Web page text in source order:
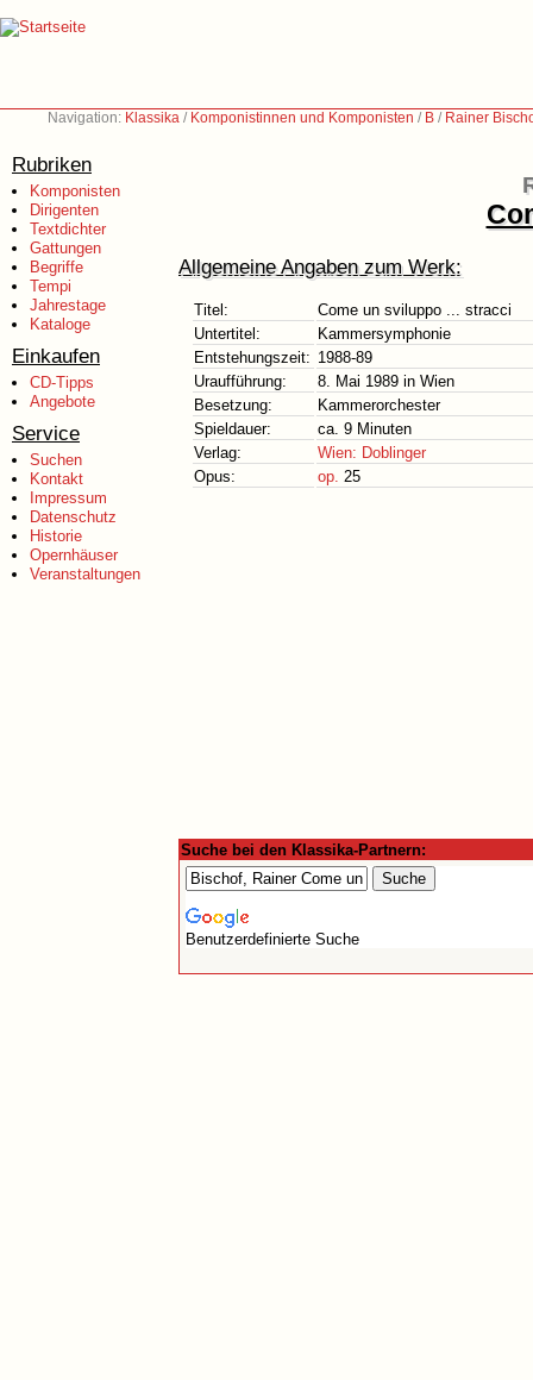
Navigation: Klassika / Komponistinnen und Komponisten / B / Rainer
Rubriken
Komponisten
Dirigenten
Textdichter
Gattungen
Begriffe
Tempi
Jahrestage
Kataloge
Einkaufen
CD-Tipps
Angebote
Service
Suchen
Kontakt
Impressum
Datenschutz
Historie
Opernhäuser
Veranstaltungen
Allgemeine Angaben zum Werk:
Titel:
Come un sviluppo ... stracci
Untertitel:
Kammersymphonie
Entstehungszeit: 1988-89
Uraufführung:
8. Mai 1989 in Wien
Besetzung:
Kammerorchester
Spieldauer:
ca. 9 Minuten
Verlag:
Wien: Doblinger
Opus:
op. 25
Suche bei den Klassika-Partnern:
Benutzerdefinierte Suche